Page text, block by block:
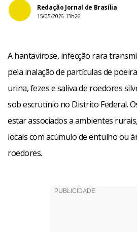
Redação Jornal de Brasília
15/05/2026 13h26
A hantavirose, infecção rara
pela inalação de partículas de
urina, fezes e saliva de roedores
sob escrutínio no Distrito Federal.
estar associados a ambientes
locais com acúmulo de entulho ou
roedores.